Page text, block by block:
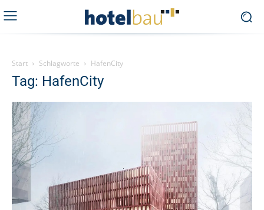
Start Schlagworte HafenCity
Tag: HafenCity